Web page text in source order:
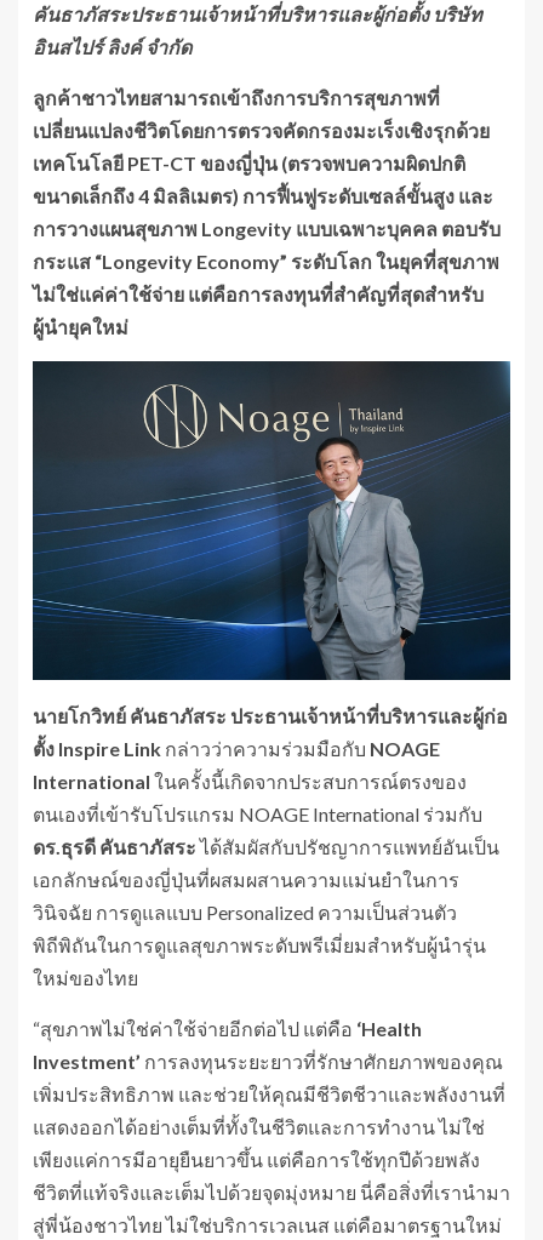
คันธาภัสระประธานเจ้าหน้าที่บริหารและผู้ก่อตั้ง บริษัท
อินสไปร์ ลิงค์ จำกัด
ลูกค้าชาวไทยสามารถเข้าถึงการบริการสุขภาพที่
เปลี่ยนแปลงชีวิตโดยการตรวจคัดกรองมะเร็งเชิงรุกด้วย
เทคโนโลยี PET-CT ของญี่ปุ่น (ตรวจพบความผิดปกติ
ขนาดเล็กถึง 4 มิลลิเมตร) การฟื้นฟูระดับเซลล์ขั้นสูง และ
การวางแผนสุขภาพ Longevity แบบเฉพาะบุคคล ตอบรับ
กระแส “Longevity Economy” ระดับโลก ในยุคที่สุขภาพ
ไม่ใช่แค่ค่าใช้จ่าย แต่คือการลงทุนที่สำคัญที่สุดสำหรับ
ผู้นำยุคใหม่
นายโกวิทย์ คันธาภัสระ ประธานเจ้าหน้าที่บริหารและผู้ก่อ
ตั้ง Inspire Link กล่าวว่าความร่วมมือกับ NOAGE
International ในครั้งนี้เกิดจากประสบการณ์ตรงของ
ตนเองที่เข้ารับโปรแกรม NOAGE International ร่วมกับ
ดร.ธุรดี คันธาภัสระได้สัมผัสกับปรัชญาการแพทย์อันเป็น
เอกลักษณ์ของญี่ปุ่นที่ผสมผสานความแม่นยำในการ
วินิจฉัย การดูแลแบบ Personalized ความเป็นส่วนตัว
พิถีพิถันในการดูแลสุขภาพระดับพรีเมี่ยมสำหรับผู้นำรุ่น
ใหม่ของไทย
“สุขภาพไม่ใช่ค่าใช้จ่ายอีกต่อไป แต่คือ ‘Health
Investment’ การลงทุนระยะยาวที่รักษาศักยภาพของคุณ
เพิ่มประสิทธิภาพ และช่วยให้คุณมีชีวิตชีวาและพลังงานที่
แสดงออกได้อย่างเต็มที่ทั้งในชีวิตและการทำงาน ไม่ใช่
เพียงแค่การมีอายุยืนยาวขึ้น แต่คือการใช้ทุกปีด้วยพลัง
ชีวิตที่แท้จริงและเต็มไปด้วยจุดมุ่งหมาย นี่คือสิ่งที่เรานำมา
สู่พี่น้องชาวไทย ไม่ใช่บริการเวลเนส แต่คือมาตรฐานใหม่